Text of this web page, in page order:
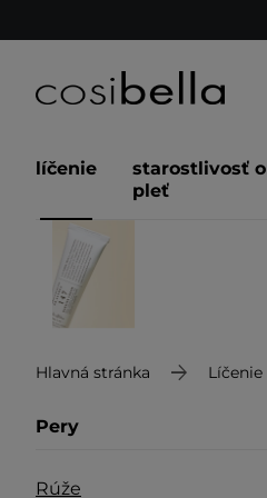
líčenie
starostlivosť o
pleť
Hlavná stránka Líčenie
Pery
Rúže